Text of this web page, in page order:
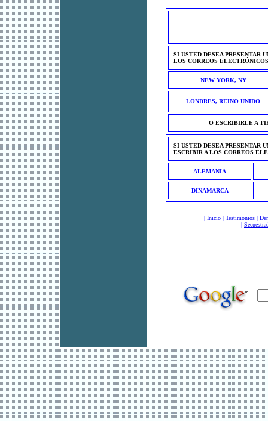
SI USTED DESEA PRESENTAR
LOS CORREOS
NEW YORK, NY
LONDRES, REINO UNIDO
O ESCRIBIRLE A
SI USTED DESEA PRESENTAR
ESCRIBIR A LOS CORREOS
ALEMANIA
DINAMARCA
| Inicio | Testimonios |
|